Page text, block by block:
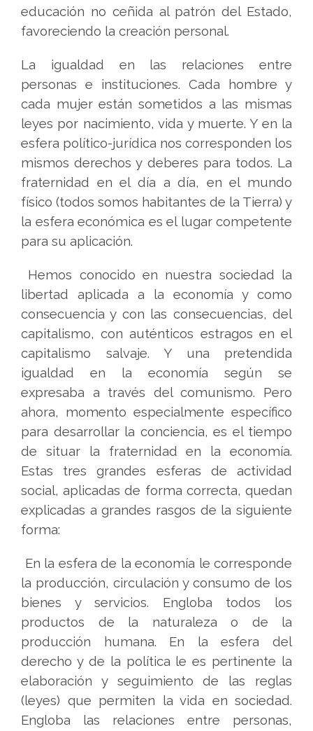
educación no ceñida al patrón del Estado,
favoreciendo la creación personal.
La igualdad en las relaciones entre
personas e instituciones. Cada hombre y
cada mujer están sometidos a las mismas
leyes por nacimiento, vida y muerte. Y en la
esfera político-jurídica nos corresponden los
mismos derechos y deberes para todos. La
fraternidad en el día a día, en el mundo
físico (todos somos habitantes de la Tierra) y
la esfera económica es el lugar competente
para su aplicación.
Hemos conocido en nuestra sociedad la
libertad aplicada a la economía y como
consecuencia y con las consecuencias, del
capitalismo, con auténticos estragos en el
capitalismo salvaje. Y una pretendida
igualdad en la economía según se
expresaba a través del comunismo. Pero
ahora, momento especialmente específico
para desarrollar la conciencia, es el tiempo
de situar la fraternidad en la economía.
Estas tres grandes esferas de actividad
social, aplicadas de forma correcta, quedan
explicadas a grandes rasgos de la siguiente
forma:
En la esfera de la economía le corresponde
la producción, circulación y consumo de los
bienes y servicios. Engloba todos los
productos de la naturaleza o de la
producción humana. En la esfera del
derecho y de la política le es pertinente la
elaboración y seguimiento de las reglas
(leyes) que permiten la vida en sociedad.
Engloba las relaciones entre personas,